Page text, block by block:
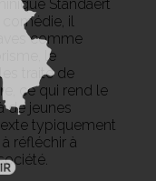
Standaert
il
comme
le
traite de
ce qui rend le
de jeunes
typiquement
réfléchir à